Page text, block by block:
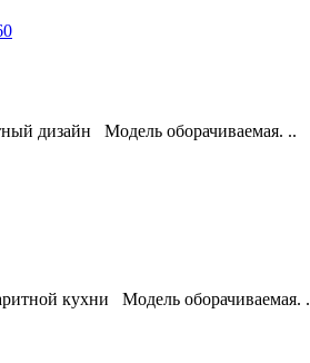
дизайн Модель оборачиваемая. ..
кухни Модель оборачиваемая.